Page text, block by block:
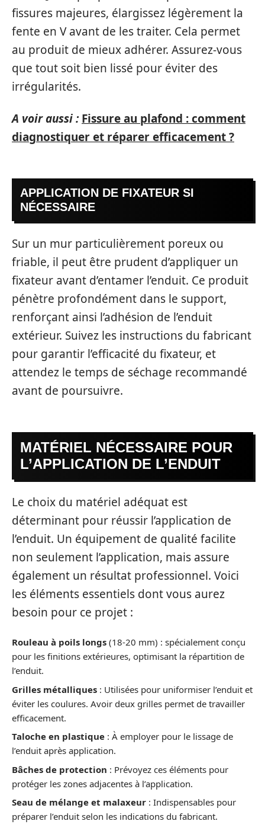
fissures majeures, élargissez légèrement la
fente en V avant de les traiter. Cela permet
au produit de mieux adhérer. Assurez-vous
que tout soit bien lissé pour éviter des
irrégularités.
A voir aussi : Fissure au plafond : comment
diagnostiquer et réparer efficacement ?
APPLICATION DE FIXATEUR SI
NÉCESSAIRE
Sur un mur particulièrement poreux ou
friable, il peut être prudent d’appliquer un
fixateur avant d’entamer l’enduit. Ce produit
pénètre profondément dans le support,
renforçant ainsi l’adhésion de l’enduit
extérieur. Suivez les instructions du fabricant
pour garantir l’efficacité du fixateur, et
attendez le temps de séchage recommandé
avant de poursuivre.
MATÉRIEL NÉCESSAIRE POUR
L’APPLICATION DE L’ENDUIT
Le choix du matériel adéquat est
déterminant pour réussir l’application de
l’enduit. Un équipement de qualité facilite
non seulement l’application, mais assure
également un résultat professionnel. Voici
les éléments essentiels dont vous aurez
besoin pour ce projet :
Rouleau à poils longs (18-20 mm) : spécialement conçu
pour les finitions extérieures, optimisant la répartition de
l’enduit.
Grilles métalliques : Utilisées pour uniformiser l’enduit et
éviter les coulures. Avoir deux grilles permet de travailler
efficacement.
Taloche en plastique : À employer pour le lissage de
l’enduit après application.
Bâches de protection : Prévoyez ces éléments pour
protéger les zones adjacentes à l’application.
Seau de mélange et malaxeur : Indispensables pour
préparer l’enduit selon les indications du fabricant.